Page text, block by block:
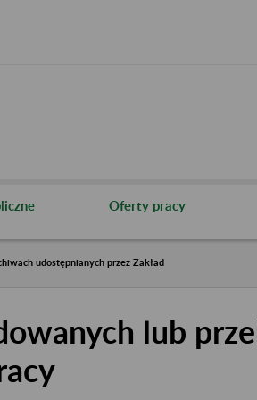
Oferty pracy
udostępnianych przez Zakład
lub